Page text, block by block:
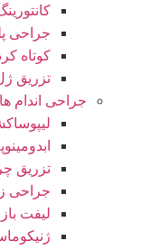
جراحی
کوتاه
تزریق
جراحی اندام ها
تزریق
جراحی
لیفت